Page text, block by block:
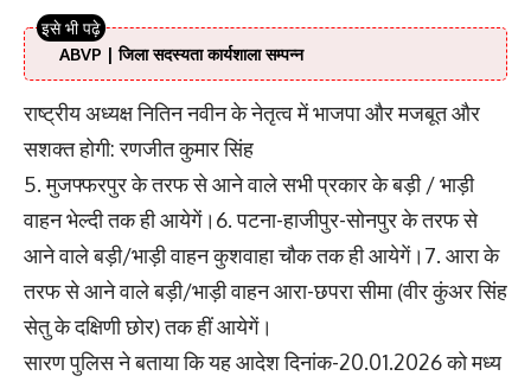
ABVP | जिला सदस्यता कार्यशाला सम्पन्न
राष्ट्रीय अध्यक्ष नितिन नवीन के नेतृत्व में भाजपा और मजबूत और
सशक्त होगी: रणजीत कुमार सिंह
5. मुजफ्फरपुर के तरफ से आने वाले सभी प्रकार के बड़ी / भाड़ी
वाहन भेल्दी तक ही आयेगें।6. पटना-हाजीपुर-सोनपुर के तरफ से
आने वाले बड़ी/भाड़ी वाहन कुशवाहा चौक तक ही आयेगें।7. आरा के
तरफ से आने वाले बड़ी/भाड़ी वाहन आरा-छपरा सीमा (वीर कुंअर सिंह
सेतु के दक्षिणी छोर) तक हीं आयेगें।
सारण पुलिस ने बताया कि यह आदेश दिनांक-20.01.2026 को मध्य